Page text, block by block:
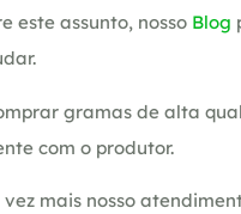
este assunto, nosso Blog
gramas de alta
com o produtor.
mais nosso